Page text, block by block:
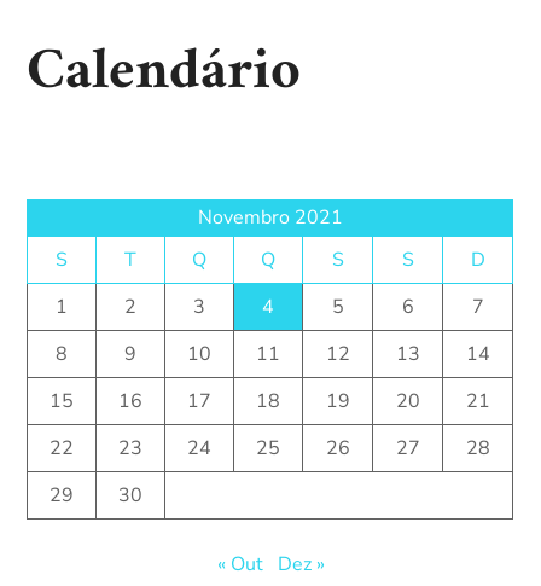
Calendário
Novembro 2021
S
T Q Q S S
D
1
2 3 4 5 6
7
8
9 10 11 12 13
14
15
16 17 18 19 20
21
22
23 24 25 26 27
28
29
30
« Out Dez »